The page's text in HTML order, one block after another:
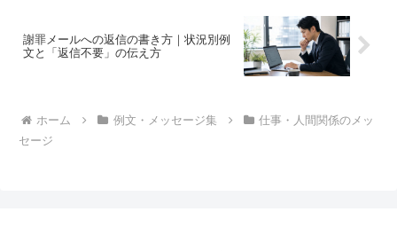
謝罪メールへの返信の書き方｜状況別例
文と「返信不要」の伝え方
ホーム 例文・メッセージ集
仕事・人間関係のメッ
セージ